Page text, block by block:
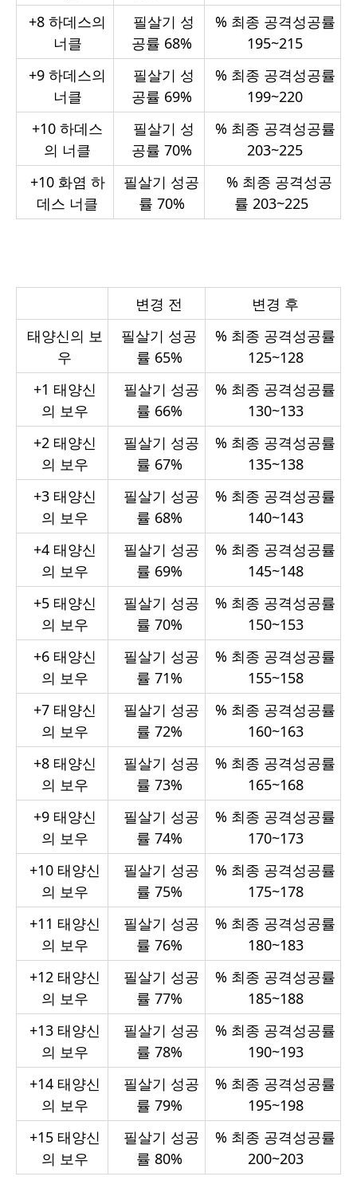
+8 하데스의
너클
필살기 성
공률 68%
% 최종 공격성공률
195~215
+9 하데스의
너클
필살기 성
공률 69%
% 최종 공격성공률
199~220
+10 하데스
의 너클
필살기 성
공률 70%
% 최종 공격성공률
203~225
+10 화염 하
데스 너클
필살기 성공
률 70%
% 최종 공격성공
률 203~225
변경 전
변경 후
태양신의 보
우
필살기 성공
률 65%
% 최종 공격성공률
125~128
+1 태양신
의 보우
필살기 성공
률 66%
% 최종 공격성공률
130~133
+2 태양신
의 보우
필살기 성공
률 67%
% 최종 공격성공률
135~138
+3 태양신
의 보우
필살기 성공
률 68%
% 최종 공격성공률
140~143
+4 태양신
의 보우
필살기 성공
률 69%
% 최종 공격성공률
145~148
+5 태양신
의 보우
필살기 성공
률 70%
% 최종 공격성공률
150~153
+6 태양신
의 보우
필살기 성공
률 71%
% 최종 공격성공률
155~158
+7 태양신
의 보우
필살기 성공
률 72%
% 최종 공격성공률
160~163
+8 태양신
의 보우
필살기 성공
률 73%
% 최종 공격성공률
165~168
+9 태양신
의 보우
필살기 성공
률 74%
% 최종 공격성공률
170~173
+10 태양신
의 보우
필살기 성공
률 75%
% 최종 공격성공률
175~178
+11 태양신
의 보우
필살기 성공
률 76%
% 최종 공격성공률
180~183
+12 태양신
의 보우
필살기 성공
률 77%
% 최종 공격성공률
185~188
+13 태양신
의 보우
필살기 성공
률 78%
% 최종 공격성공률
190~193
+14 태양신
의 보우
필살기 성공
률 79%
% 최종 공격성공률
195~198
+15 태양신
의 보우
필살기 성공
률 80%
% 최종 공격성공률
200~203